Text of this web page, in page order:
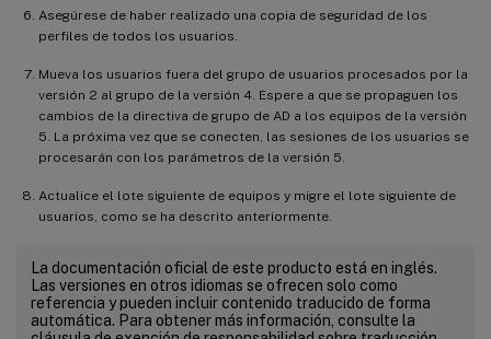
Asegúrese de haber realizado una copia de seguridad de los
perfiles de todos los usuarios.
Mueva los usuarios fuera del grupo de usuarios procesados por la
versión 2 al grupo de la versión 4. Espere a que se propaguen los
cambios de la directiva de grupo de AD a los equipos de la versión
5. La próxima vez que se conecten, las sesiones de los usuarios se
procesarán con los parámetros de la versión 5.
Actualice el lote siguiente de equipos y migre el lote siguiente de
usuarios, como se ha descrito anteriormente.
La documentación oficial de este producto está en inglés.
Las versiones en otros idiomas se ofrecen solo como
referencia y pueden incluir contenido traducido de forma
automática. Para obtener más información, consulte la